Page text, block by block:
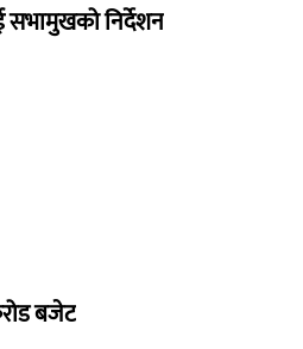
सभामुखको निर्देशन
बजेट